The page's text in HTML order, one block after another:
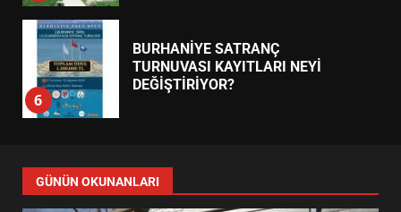
6
BURHANİYE SATRANÇ
TURNUVASI KAYITLARI NEYİ
DEĞİŞTİRİYOR?
YENİ YÖNETİM NASIL
ŞEKİLLENDİ?
GÜNÜN OKUNANLARI